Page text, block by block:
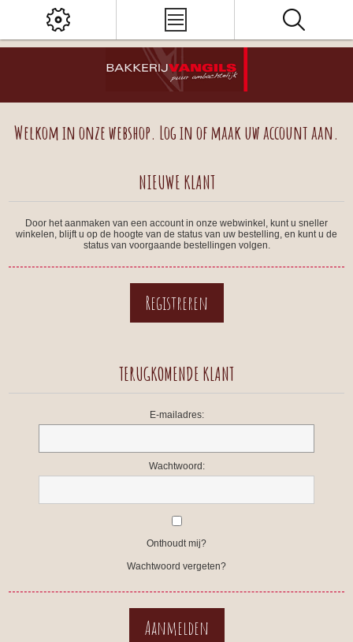
Welkom in onze webshop. Log in of maak uw account aan.
NIEUWE KLANT
Door het aanmaken van een account in onze webwinkel, kunt u sneller
winkelen, blijft u op de hoogte van de status van uw bestelling, en kunt u de
status van voorgaande bestellingen volgen.
TERUGKOMENDE KLANT
E-mailadres:
Wachtwoord:
Onthoudt mij?
Wachtwoord vergeten?